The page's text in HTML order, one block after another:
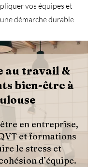
vos équipes et
démarche durable.
au travail &
bien-être à
en entreprise,
et formations
le stress et
d’équipe.